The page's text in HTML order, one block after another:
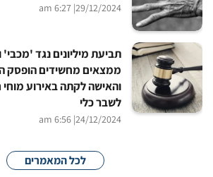
29/12/2024
| 6:27 am
תביעת מיליונים נגד
ממצאים מחשידים הופסק
והאישה לקתה באירוע
לשבר כלי
24/12/2024
| 6:56 am
לכל המאמרים